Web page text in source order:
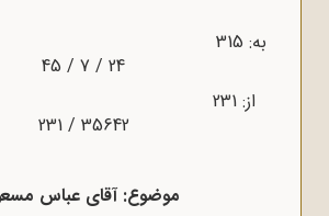
به: 315
24 / 7 / 45
از: 231
35642 / 231
موضوع: آقای عباس